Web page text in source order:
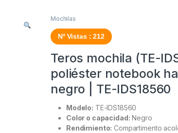
Mochilas
Nº Vistas : 212
Teros mochila (TE-
poliéster notebook
negro | TE-IDS18560
Modelo: TE-IDS18560
Color o capacidad: Negro
Rendimiento: Compartimento